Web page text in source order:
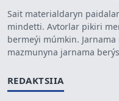
Sait materialdaryn
mindetti. Avtorlar pikiri
bermeýi múmkin.
mazmunyna jarnama
REDAKTSIIA